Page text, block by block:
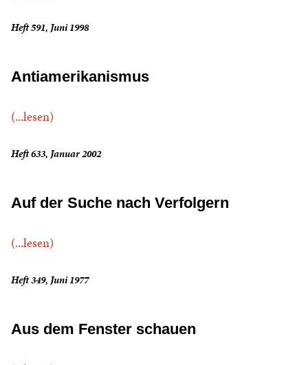
Heft 591, Juni 1998
Antiamerikanismus
(...lesen)
Heft 633, Januar 2002
Auf der Suche nach Verfolgern
(...lesen)
Heft 349, Juni 1977
Aus dem Fenster schauen